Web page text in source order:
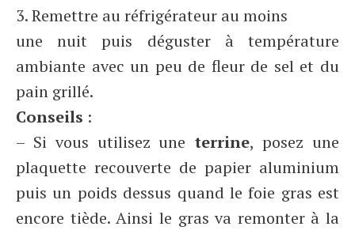
3. Remettre au réfrigérateur au moins
une nuit puis déguster à température
ambiante avec un peu de fleur de sel et du
pain grillé.
Conseils :
– Si vous utilisez une terrine, posez une
plaquette recouverte de papier aluminium
puis un poids dessus quand le foie gras est
encore tiède. Ainsi le gras va remonter à la